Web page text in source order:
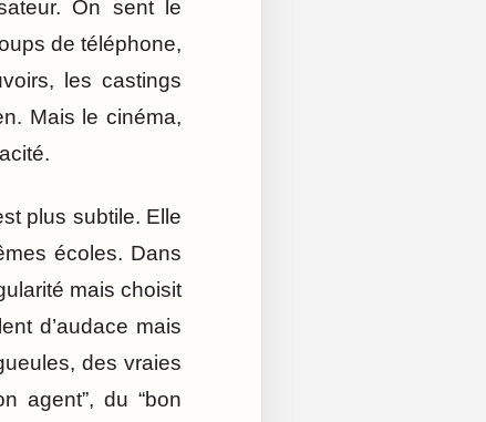
On sent le
de téléphone,
les castings
Mais le cinéma,
plus subtile. Elle
écoles. Dans
mais choisit
d’audace mais
des vraies
agent”, du “bon